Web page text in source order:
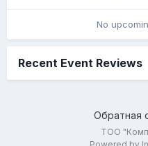
No
Recent Event Reviews
Обратная
ТОО